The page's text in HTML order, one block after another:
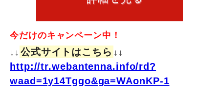
今だけのキャンペーン中！
↓↓ 公式サイトはこちら ↓↓
http://tr.webantenna.info/rd?
waad=1y14Tggo&ga=WAonKP-1